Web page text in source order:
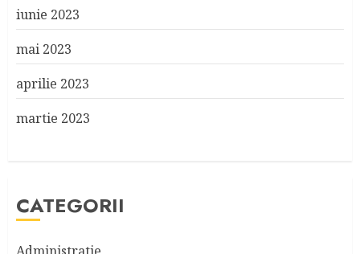
iunie 2023
mai 2023
aprilie 2023
martie 2023
CATEGORII